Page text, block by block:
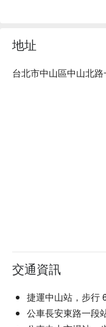
地址
台北市中山區中山北路
交通資訊
捷運中山站，步行
公車長安東路一段